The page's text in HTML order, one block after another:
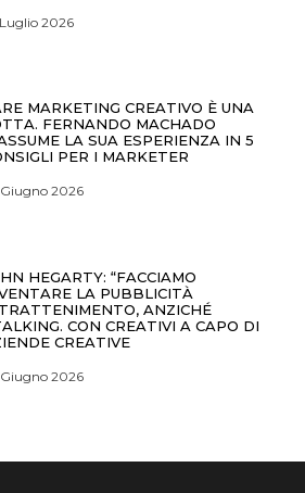
2026
MARKETING CREATIVO È UNA
FERNANDO MACHADO
LA SUA ESPERIENZA IN 5
PER I MARKETER
2026
HEGARTY: “FACCIAMO
LA PUBBLICITÀ
ANZICHÉ
CON CREATIVI A CAPO DI
CREATIVE
2026